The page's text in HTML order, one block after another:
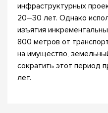
инфраструктурных
20–30 лет. Однако
изъятия
800 метров от
на имущество,
сократить этот период
лет.